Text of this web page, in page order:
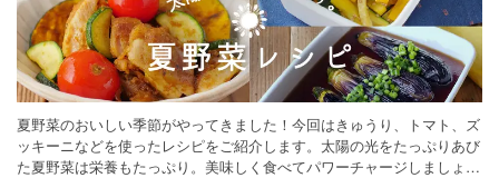
夏野菜のおいしい季節がやってきました！今回はきゅうり、トマト、ズ
ッキーニなどを使ったレシピをご紹介します。太陽の光をたっぷりあび
た夏野菜は栄養もたっぷり。美味しく食べてパワーチャージしましょう